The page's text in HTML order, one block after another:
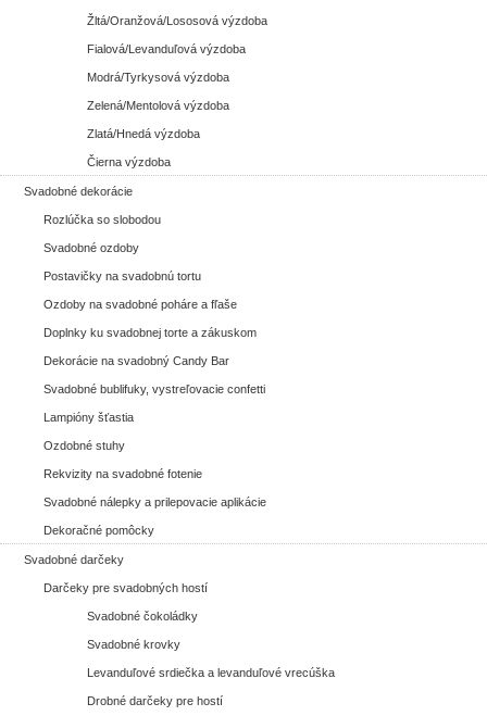
Žltá/Oranžová/Lososová výzdoba
Fialová/Levanduľová výzdoba
Modrá/Tyrkysová výzdoba
Zelená/Mentolová výzdoba
Zlatá/Hnedá výzdoba
Čierna výzdoba
Svadobné dekorácie
Rozlúčka so slobodou
Svadobné ozdoby
Postavičky na svadobnú tortu
Ozdoby na svadobné poháre a fľaše
Doplnky ku svadobnej torte a zákuskom
Dekorácie na svadobný Candy Bar
Svadobné bublifuky, vystreľovacie confetti
Lampióny šťastia
Ozdobné stuhy
Rekvizity na svadobné fotenie
Svadobné nálepky a prilepovacie aplikácie
Dekoračné pomôcky
Svadobné darčeky
Darčeky pre svadobných hostí
Svadobné čokoládky
Svadobné krovky
Levanduľové srdiečka a levanduľové vrecúška
Drobné darčeky pre hostí